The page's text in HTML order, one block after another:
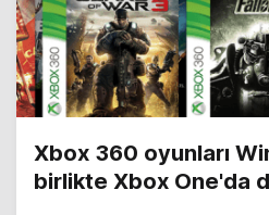
Xbox 360 oyunları
birlikte Xbox One'da